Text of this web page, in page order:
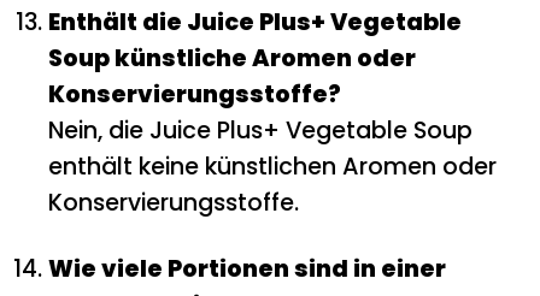
Enthält die Juice Plus+ Vegetable
Soup künstliche Aromen oder
Konservierungsstoffe?
Nein, die Juice Plus+ Vegetable Soup
enthält keine künstlichen Aromen oder
Konservierungsstoffe.
Wie viele Portionen sind in einer